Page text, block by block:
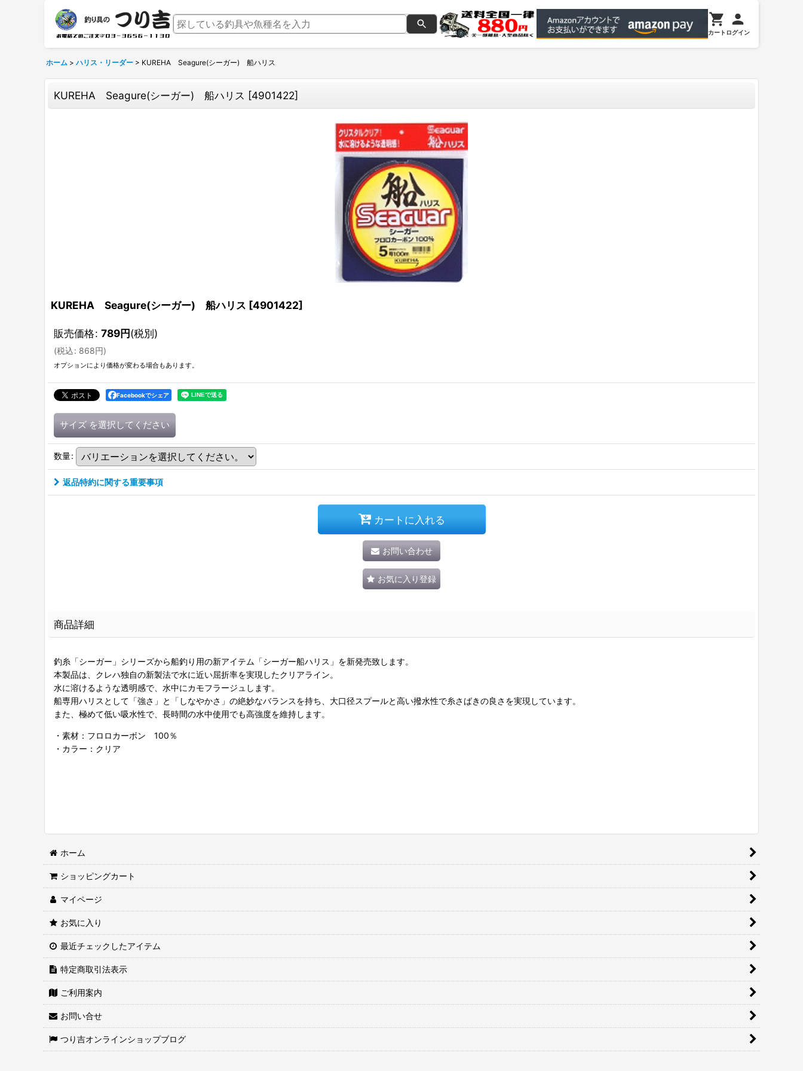
カート ログイン
ホーム > ハリス・リーダー > KUREHA Seagure(シーガー) 船ハリス
KUREHA Seagure(シーガー) 船ハリス [4901422]
KUREHA Seagure(シーガー) 船ハリス [4901422]
販売価格: 789円(税別)
(税込: 868円)
オプションにより価格が変わる場合もあります。
Facebookでシェア
サイズ を選択してください
数量:
返品特約に関する重要事項
カートに入れる
お問い合わせ
お気に入り登録
商品詳細
釣糸「シーガー」シリーズから船釣り用の新アイテム「シーガー船ハリス」を新発売致します。
本製品は、クレハ独自の新製法で水に近い屈折率を実現したクリアライン。
水に溶けるような透明感で、水中にカモフラージュします。
船専用ハリスとして「強さ」と「しなやかさ」の絶妙なバランスを持ち、大口径スプールと高い撥水性で糸さばきの良さを実現しています。
また、極めて低い吸水性で、長時間の水中使用でも高強度を維持します。
・素材：フロロカーボン 100％
・カラー：クリア
ホーム
ショッピングカート
マイページ
お気に入り
最近チェックしたアイテム
特定商取引法表示
ご利用案内
お問い合せ
つり吉オンラインショップブログ